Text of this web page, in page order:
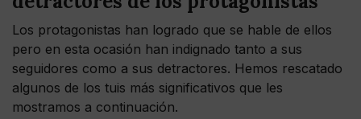
Los protagonistas han logrado que se hable de ellos
pero en esta ocasión han indignado tanto a sus
seguidores como a sus detractores. Hemos rescatado
algunos de los tuis más significativos que les
mostramos a continuación.